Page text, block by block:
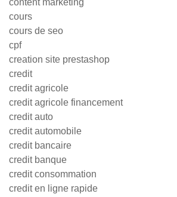
content marketing
cours
cours de seo
cpf
creation site prestashop
credit
credit agricole
credit agricole financement
credit auto
credit automobile
credit bancaire
credit banque
credit consommation
credit en ligne rapide